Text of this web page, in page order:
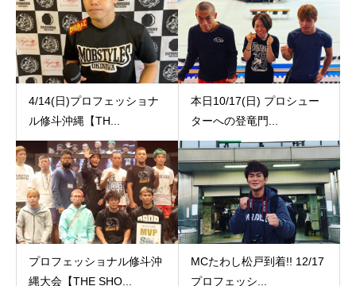
4/14(日)プロフェッショナ
ル修斗沖縄【TH...
本日10/17(日) プロシュー
ターへの登竜門...
プロフェッショナル修斗沖
縄大会【THE SHO...
MCたわし松戸到着!! 12/17
プロフェッシ...